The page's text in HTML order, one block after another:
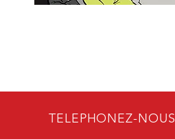
TELEPHONEZ-NOUS